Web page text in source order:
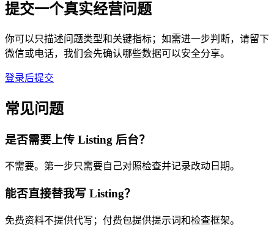
提交一个真实经营问题
你可以只描述问题类型和关键指标；如需进一步判断，请留下
微信或电话，我们会先确认哪些数据可以安全分享。
登录后提交
常见问题
是否需要上传 Listing 后台？
不需要。第一步只需要自己对照检查并记录改动日期。
能否直接替我写 Listing？
免费资料不提供代写；付费包提供提示词和检查框架。